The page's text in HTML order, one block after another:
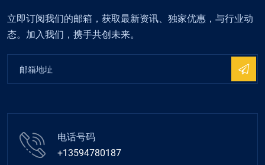
立即订阅我们的邮箱，获取最新资讯、独家优惠，与行业动
态。加入我们，携手共创未来。
电话号码
+13594780187